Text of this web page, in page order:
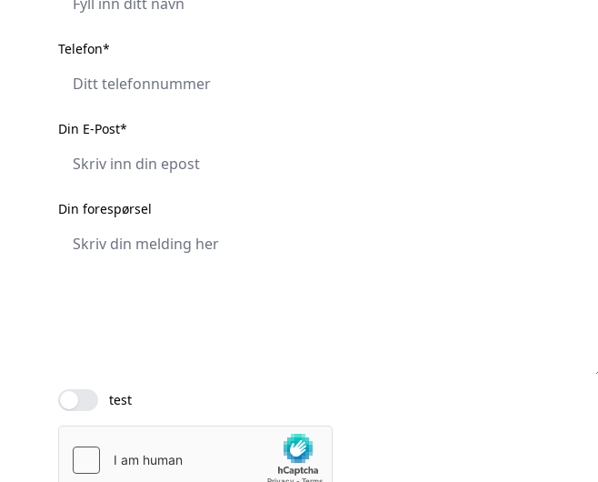
Telefon*
Din E-Post*
Din forespørsel
test